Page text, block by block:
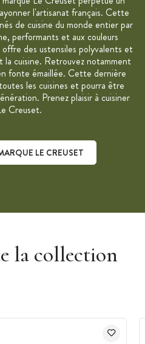
de chaleur
l'artisanat français. Cette
de cuisine du monde entier par
performants et aux couleurs
des ustensiles polyvalents et
la cuisine. Retrouvez notamment
fonte émaillée. Cette dernière
les cuisines et pourra être
Prenez plaisir à cuisiner
Creuset.
LE CREUSET
la collection